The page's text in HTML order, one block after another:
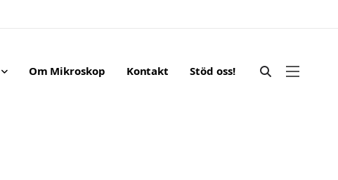
Om Mikroskop Kontakt Stöd oss!